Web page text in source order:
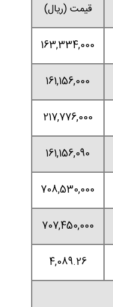
قیمت (ریال)
163,334,000
161,156,000
217,776,000
161,156,090
708,530,000
707,450,000
4,089.26